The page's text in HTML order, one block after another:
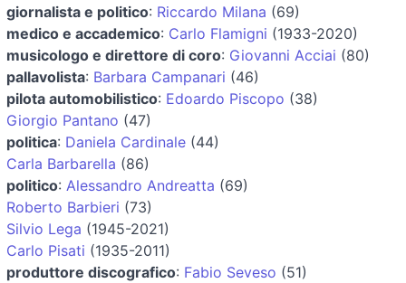
giornalista e politico: Riccardo Milana (69)
medico e accademico: Carlo Flamigni (1933-2020)
musicologo e direttore di coro: Giovanni Acciai (80)
pallavolista: Barbara Campanari (46)
pilota automobilistico: Edoardo Piscopo (38)
Giorgio Pantano (47)
politica: Daniela Cardinale (44)
Carla Barbarella (86)
politico: Alessandro Andreatta (69)
Roberto Barbieri (73)
Silvio Lega (1945-2021)
Carlo Pisati (1935-2011)
produttore discografico: Fabio Seveso (51)